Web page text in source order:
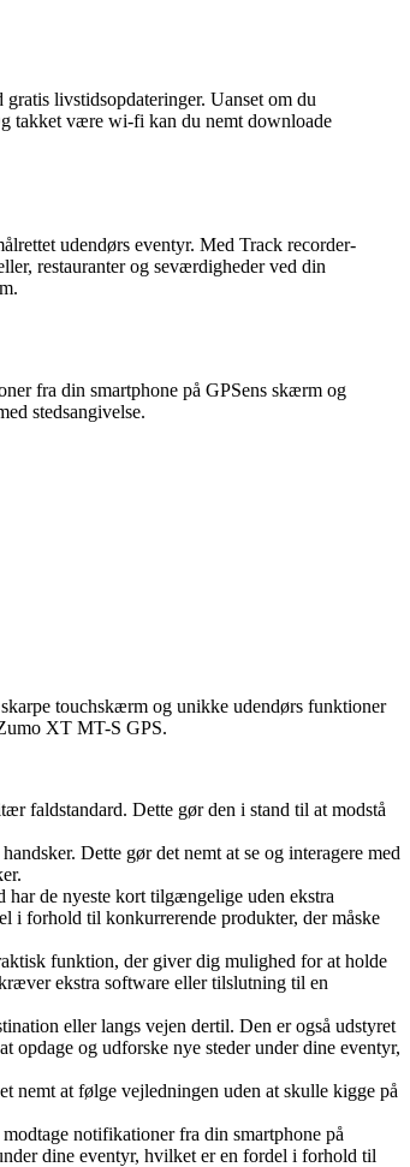
livstidsopdateringer. Uanset om du
takket være wi-fi kan du nemt downloade
udendørs eventyr. Med Track recorder-
restauranter og seværdigheder ved din
fra din smartphone på GPSens skærm og
stedsangivelse.
touchskærm og unikke udendørs funktioner
XT MT-S GPS.
faldstandard. Dette gør den i stand til at modstå
Dette gør det nemt at se og interagere med
har de nyeste kort tilgængelige uden ekstra
i forhold til konkurrerende produkter, der måske
funktion, der giver dig mulighed for at holde
ekstra software eller tilslutning til en
eller langs vejen dertil. Den er også udstyret
opdage og udforske nye steder under dine eventyr,
nemt at følge vejledningen uden at skulle kigge på
notifikationer fra din smartphone på
dine eventyr, hvilket er en fordel i forhold til